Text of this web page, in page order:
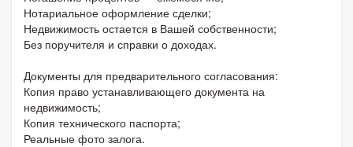
Нотариальное оформление сделки;
Недвижимость остается в Вашей собственности;
Без поручителя и справки о доходах.
Документы для предварительного согласования:
Копия право устанавливающего документа на
недвижимость;
Копия технического паспорта;
Реальные фото залога.